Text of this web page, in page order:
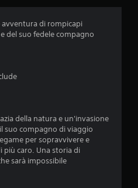
z
i
di rompicapi
del suo fedele compagno
della natura e un'invasione
suo compagno di viaggio
per sopravvivere e
più caro. Una storia di
sarà impossibile